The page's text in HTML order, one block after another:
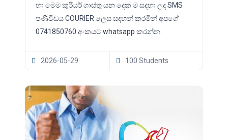
හා මෙම කුරියර් ගාස්තු යන දෙක ම සදහා ලද SMS
පණිවිඩය COURIER ලෙස සදහන් කරමින් අපගේ
0741850760 අංකයට whatsapp කරන්න.
2026-05-29 100 Students